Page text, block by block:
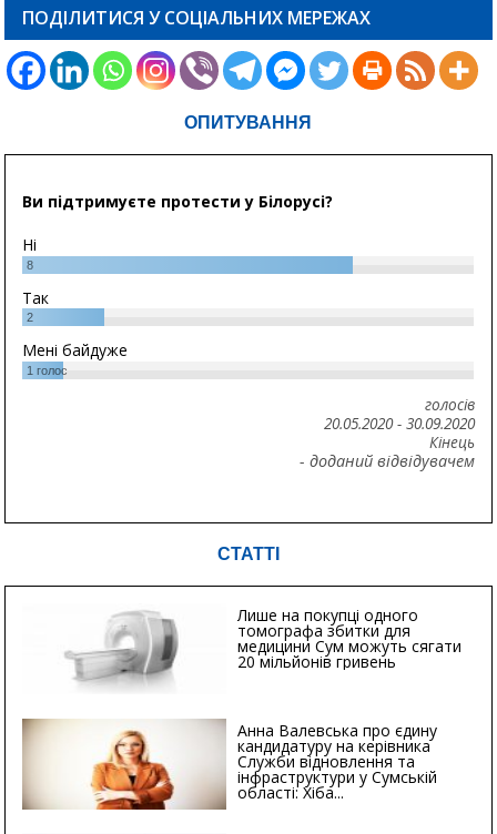
ПОДІЛИТИСЯ У СОЦІАЛЬНИХ МЕРЕЖАХ
ОПИТУВАННЯ
Ви підтримуєте протести у Білорусі?
Ні
8
Так
2
Мені байдуже
1 голос
голосів
20.05.2020- 30.09.2020
Кінець
- доданий відвідувачем
СТАТТІ
Лише на покупці одного
томографа збитки для
медицини Сум можуть сягати
20 мільйонів гривень
Анна Валевська про єдину
кандидатуру на керівника
Служби відновлення та
інфраструктури у Сумській
області: Хіба...